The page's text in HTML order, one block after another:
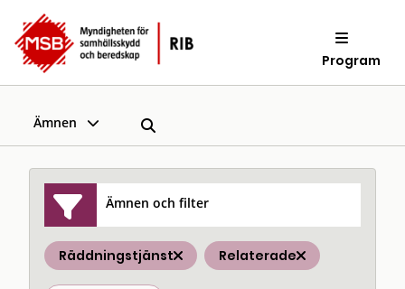
Program
Ämnen
Ämnen och filter
Räddningstjänst Relaterade